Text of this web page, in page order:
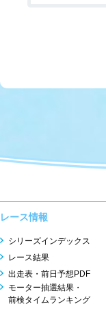
レース情報
シリーズインデックス
レース結果
出走表・前日予想PDF
モーター抽選結果・
前検タイムランキング